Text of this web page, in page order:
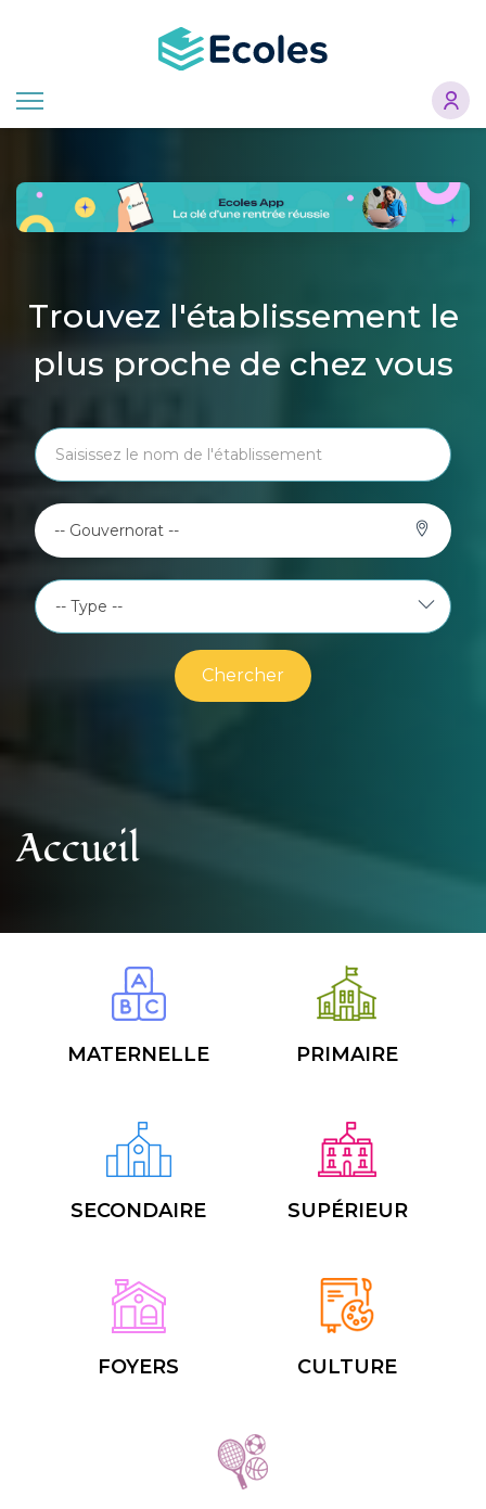
principal
Trouvez l'établissement le
plus proche de chez vous
-- Gouvernorat --
Chercher
Accueil
MATERNELLE PRIMAIRE
SECONDAIRE SUPÉRIEUR
FOYERS CULTURE